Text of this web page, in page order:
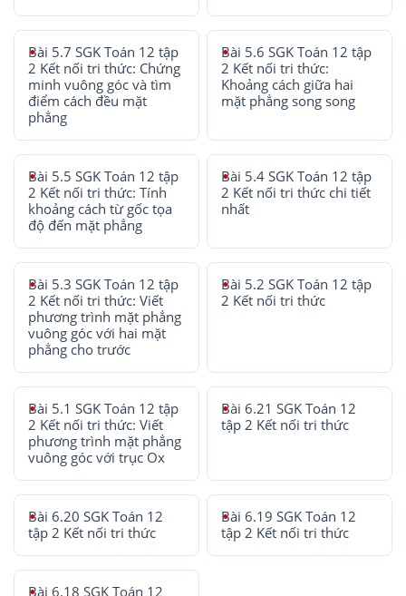
Bài 5.7 SGK Toán 12 tập
2 Kết nối tri thức: Chứng
minh vuông góc và tìm
điểm cách đều mặt
phẳng
Bài 5.6 SGK Toán 12 tập
2 Kết nối tri thức:
Khoảng cách giữa hai
mặt phẳng song song
Bài 5.5 SGK Toán 12 tập
2 Kết nối tri thức: Tính
khoảng cách từ gốc tọa
độ đến mặt phẳng
Bài 5.4 SGK Toán 12 tập
2 Kết nối tri thức chi tiết
nhất
Bài 5.3 SGK Toán 12 tập
2 Kết nối tri thức: Viết
phương trình mặt phẳng
vuông góc với hai mặt
phẳng cho trước
Bài 5.2 SGK Toán 12 tập
2 Kết nối tri thức
Bài 5.1 SGK Toán 12 tập
2 Kết nối tri thức: Viết
phương trình mặt phẳng
vuông góc với trục Ox
Bài 6.21 SGK Toán 12
tập 2 Kết nối tri thức
Bài 6.20 SGK Toán 12
tập 2 Kết nối tri thức
Bài 6.19 SGK Toán 12
tập 2 Kết nối tri thức
Bài 6.18 SGK Toán 12